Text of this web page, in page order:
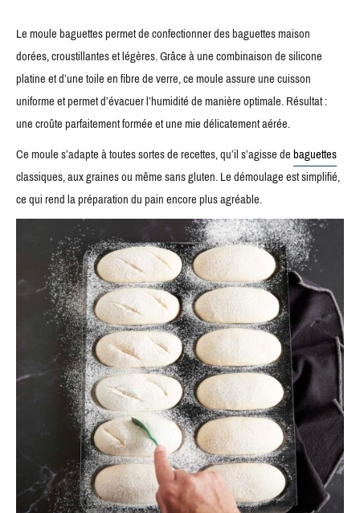
Le moule baguettes permet de confectionner des baguettes maison
dorées, croustillantes et légères. Grâce à une combinaison de silicone
platine et d’une toile en fibre de verre, ce moule assure une cuisson
uniforme et permet d’évacuer l’humidité de manière optimale. Résultat :
une croûte parfaitement formée et une mie délicatement aérée.
Ce moule s’adapte à toutes sortes de recettes, qu’il s’agisse debaguettes
classiques, aux graines ou même sans gluten. Le démoulage est simplifié,
ce qui rend la préparation du pain encore plus agréable.